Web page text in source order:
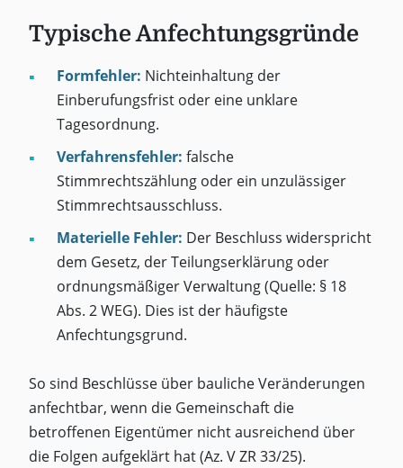
Typische Anfechtungsgründe
Formfehler: Nichteinhaltung der
Einberufungsfrist oder eine unklare
Tagesordnung.
Verfahrensfehler: falsche
Stimmrechtszählung oder ein unzulässiger
Stimmrechtsausschluss.
Materielle Fehler: Der Beschluss widerspricht
dem Gesetz, der Teilungserklärung oder
ordnungsmäßiger Verwaltung (Quelle: § 18
Abs. 2 WEG). Dies ist der häufigste
Anfechtungsgrund.
So sind Beschlüsse über bauliche Veränderungen
anfechtbar, wenn die Gemeinschaft die
betroffenen Eigentümer nicht ausreichend über
die Folgen aufgeklärt hat (Az. V ZR 33/25).